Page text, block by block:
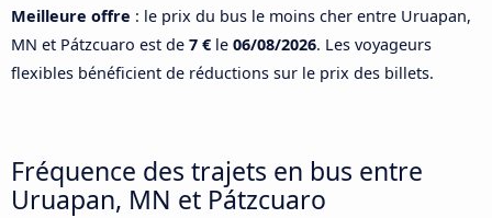
Meilleure offre : le prix du bus le moins cher entre Uruapan,
MN et Pátzcuaro est de 7 € le 06/08/2026. Les voyageurs
flexibles bénéficient de réductions sur le prix des billets.
Fréquence des trajets en bus entre
Uruapan, MN et Pátzcuaro